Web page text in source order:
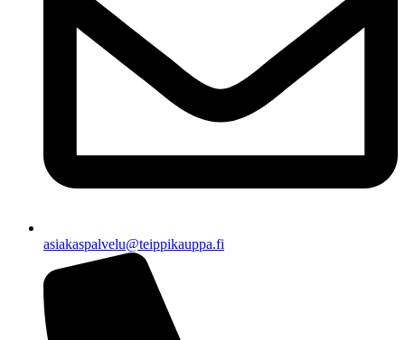
asiakaspalvelu@teippikauppa.fi